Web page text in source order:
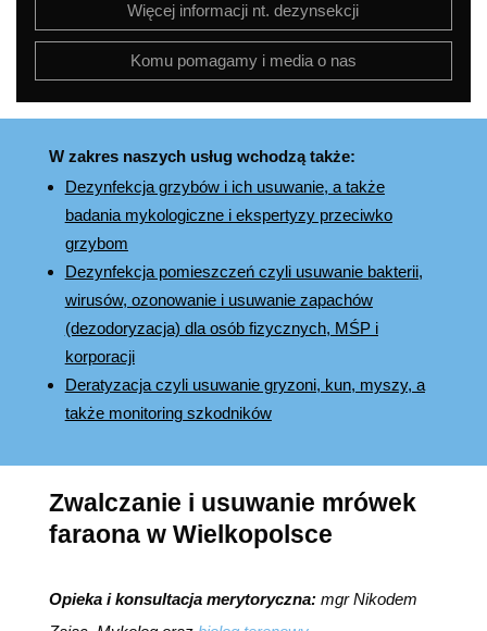
Więcej informacji nt. dezynsekcji
Komu pomagamy i media o nas
W zakres naszych usług wchodzą także:
Dezynfekcja grzybów i ich usuwanie, a także
badania mykologiczne i ekspertyzy przeciwko
grzybom
Dezynfekcja pomieszczeń czyli usuwanie bakterii,
wirusów, ozonowanie i usuwanie zapachów
(dezodoryzacja) dla osób fizycznych, MŚP i
korporacji
Deratyzacja czyli usuwanie gryzoni, kun, myszy, a
także monitoring szkodników
Zwalczanie i usuwanie mrówek
faraona w Wielkopolsce
Opieka i konsultacja merytoryczna:mgr Nikodem